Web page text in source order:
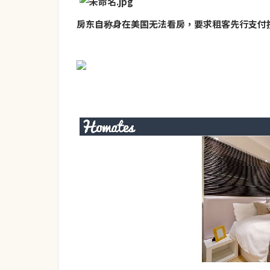
房东自称身在美国无法看房，要求租客先行支付